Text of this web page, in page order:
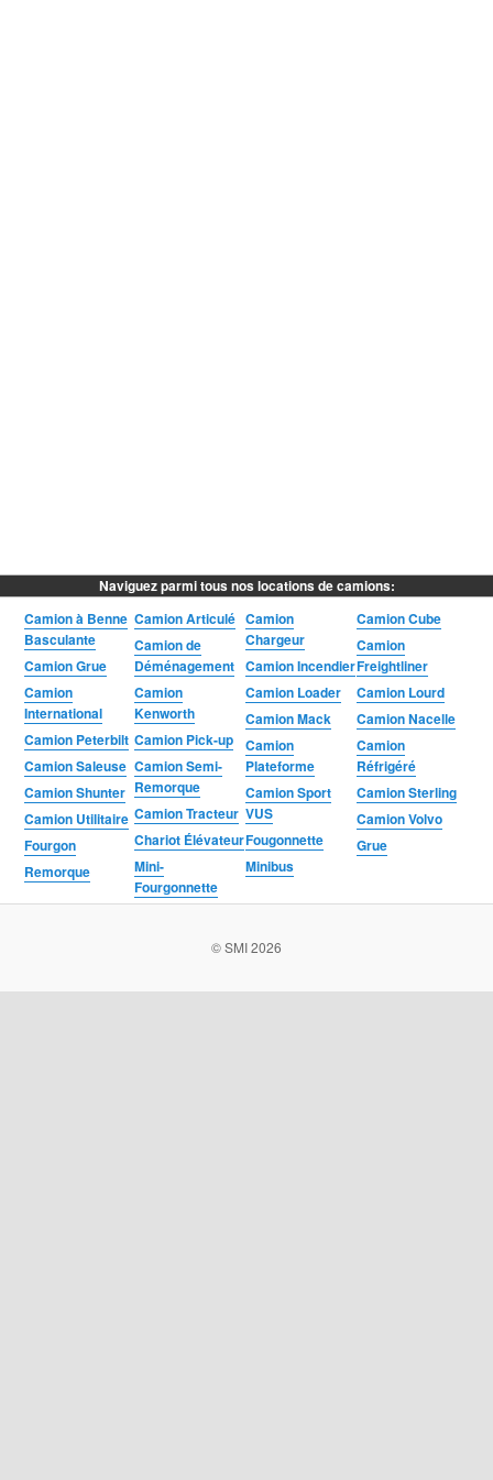
Naviguez parmi tous nos locations de camions:
Camion à Benne
Basculante
Camion Articulé Camion
Chargeur
Camion Cube
Camion de
Déménagement
Camion
Freightliner
Camion Grue
Camion Incendier
Camion
International
Camion
Kenworth
Camion Loader
Camion Lourd
Camion Mack
Camion Nacelle
Camion Peterbilt Camion Pick-up
Camion
Plateforme
Camion
Réfrigéré
Camion Saleuse Camion Semi-
Remorque
Camion Shunter
Camion Sport
VUS
Camion Sterling
Camion Tracteur
Camion Utilitaire
Camion Volvo
Chariot ÉlévateurFougonnette
Fourgon
Grue
Mini-
Fourgonnette
Minibus
Remorque
© SMI 2026